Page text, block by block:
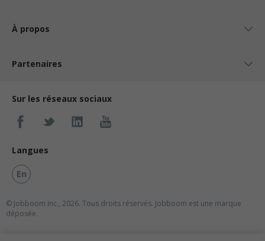
À propos
Partenaires
Sur les réseaux sociaux
Langues
En
© Jobboom Inc., 2026. Tous droits réservés. Jobboom est une marque
déposée.